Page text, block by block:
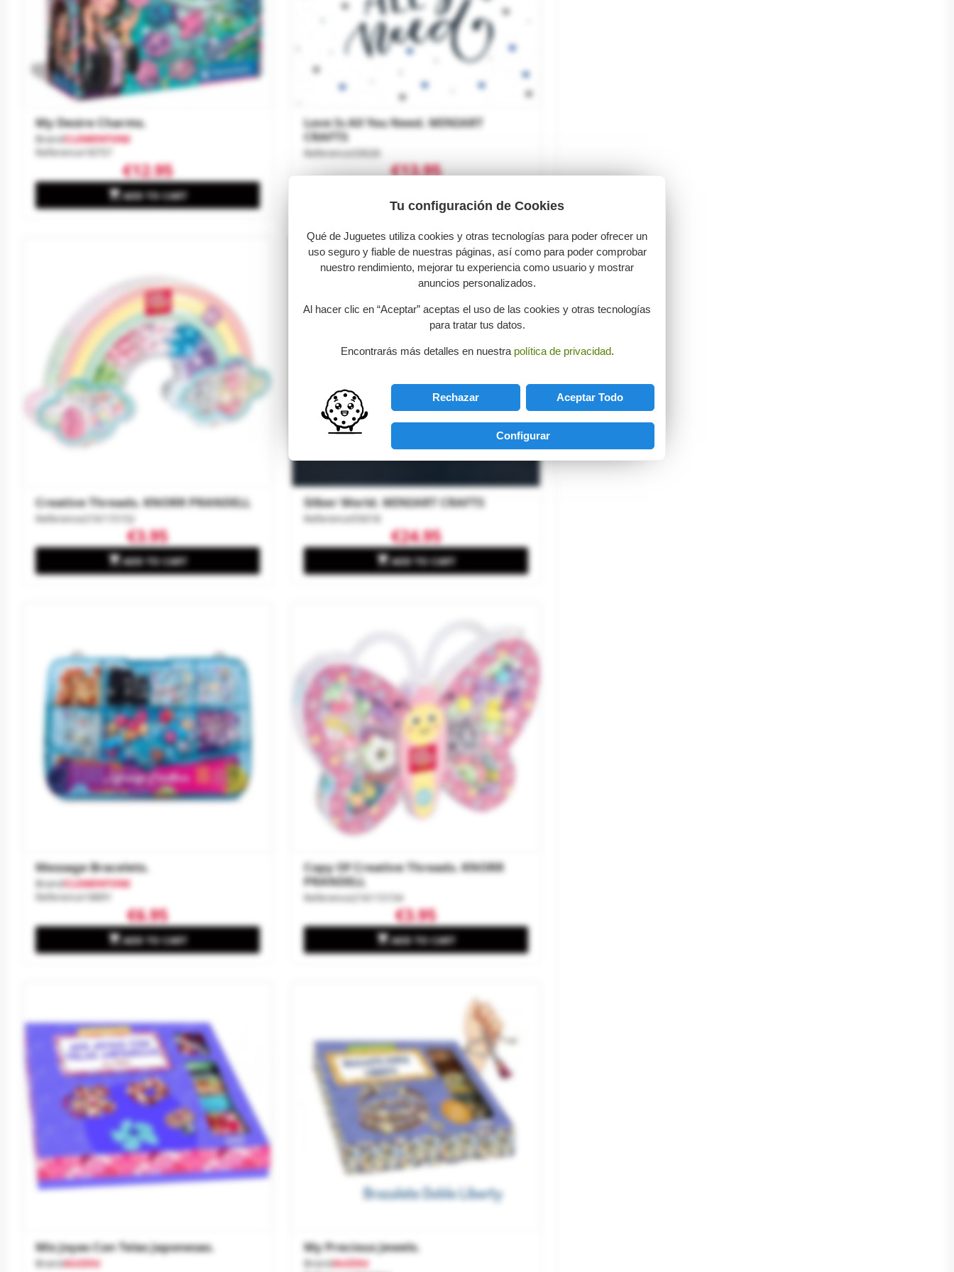
My Desire Charms.
BrandCLEMENTONI
Reference 18757
€12.95
ADD TO CART
Love Is All You Need. MINIART
CRAFTS
Reference33026
€13.95
Creative Threads. KNORR PRANDELL
Reference216115152
€3.95
ADD TO CART
Silber World. MINIART CRAFTS
Reference55018
€24.95
ADD TO CART
Message Bracelets.
BrandCLEMENTONI
Reference 18891
€6.95
ADD TO CART
Copy Of Creative Threads. KNORR
PRANDELL
Reference216115154
€3.95
ADD TO CART
Mis Joyas Con Telas Japonesas.
BrandAUZOU
My Precious Jewels.
BrandAUZOU
Tu configuración de Cookies
Qué de Juguetes utiliza cookies y otras tecnologías para poder ofrecer un
uso seguro y fiable de nuestras páginas, así como para poder comprobar
nuestro rendimiento, mejorar tu experiencia como usuario y mostrar
anuncios personalizados.
Al hacer clic en “Aceptar” aceptas el uso de las cookies y otras tecnologías
para tratar tus datos.
Encontrarás más detalles en nuestra política de privacidad.
Aceptar Todo
Configurar
Rechazar